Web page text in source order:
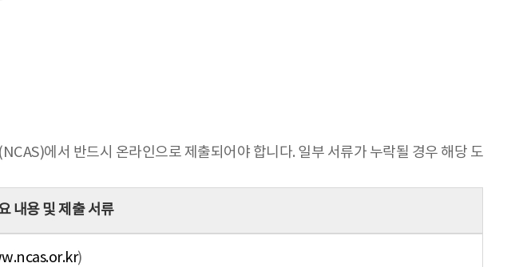
에서 반드시 온라인으로 제출되어야 합니다. 일부 서류가 누락될 경우 해당 도
내용 및 제출 서류
)